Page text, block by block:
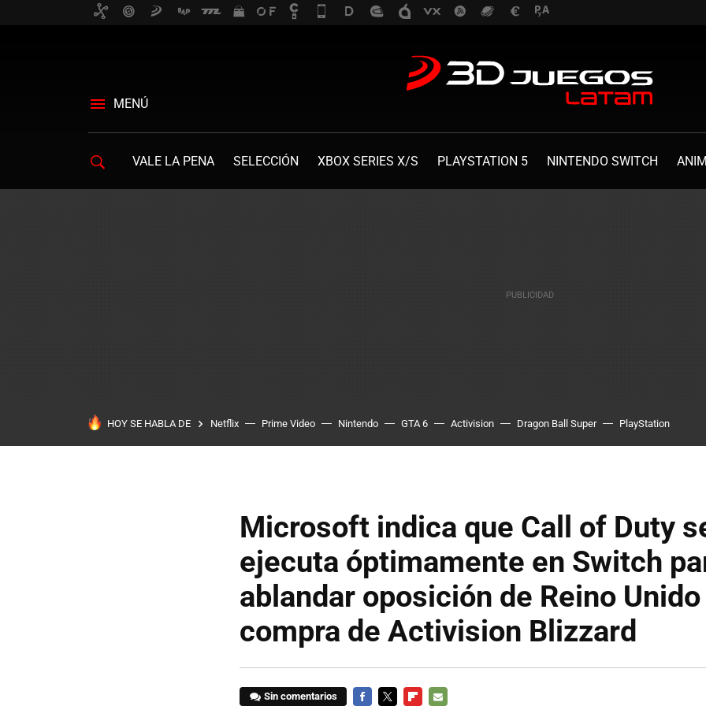
MENÚ
VALE LA PENA SELECCIÓN XBOX SERIES X/S PLAYSTATION 5 NINTENDO SWITCH
HOY SE HABLA DE Netflix Prime Video Nintendo GTA 6 Activision Dragon Ball Super PlayStation
Microsoft indica que Call of Duty
ejecuta óptimamente en Switch
ablandar oposición de Reino Unido
compra de Activision Blizzard
Sin comentarios